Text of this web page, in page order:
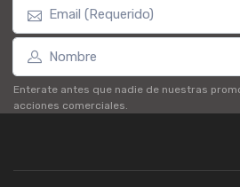
Enterate antes que nadie de nuestras
acciones comerciales.